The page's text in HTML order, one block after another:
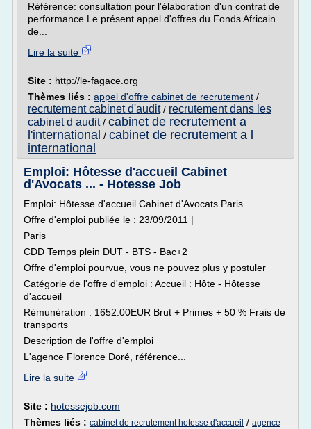
Référence: consultation pour l'élaboration d'un contrat de
performance Le présent appel d'offres du Fonds Africain
de...
Lire la suite
Site : http://le-fagace.org
Thèmes liés : appel d'offre cabinet de recrutement /
recrutement cabinet d'audit/ recrutement dans les
cabinet d audit/ cabinet de recrutement a
l'international / cabinet de recrutement a l
international
Emploi: Hôtesse d'accueil Cabinet
d'Avocats ... - Hotesse Job
Emploi: Hôtesse d'accueil Cabinet d'Avocats Paris
Offre d'emploi publiée le : 23/09/2011 |
Paris
CDD Temps plein DUT - BTS - Bac+2
Offre d'emploi pourvue, vous ne pouvez plus y postuler
Catégorie de l'offre d'emploi : Accueil : Hôte - Hôtesse
d'accueil
Rémunération : 1652.00EUR Brut + Primes + 50 % Frais de
transports
Description de l'offre d'emploi
L'agence Florence Doré, référence...
Lire la suite
Site : hotessejob.com
Thèmes liés : cabinet de recrutement hotesse d'accueil / agence